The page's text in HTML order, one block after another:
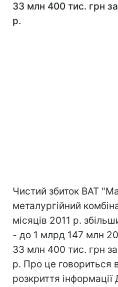
33 млн 400 тис. грн
р.
Чистий збиток ВАТ
металургійний
місяців 2011 р.
- до 1 млрд 147 млн
33 млн 400 тис. грн
р. Про це говориться
розкриття